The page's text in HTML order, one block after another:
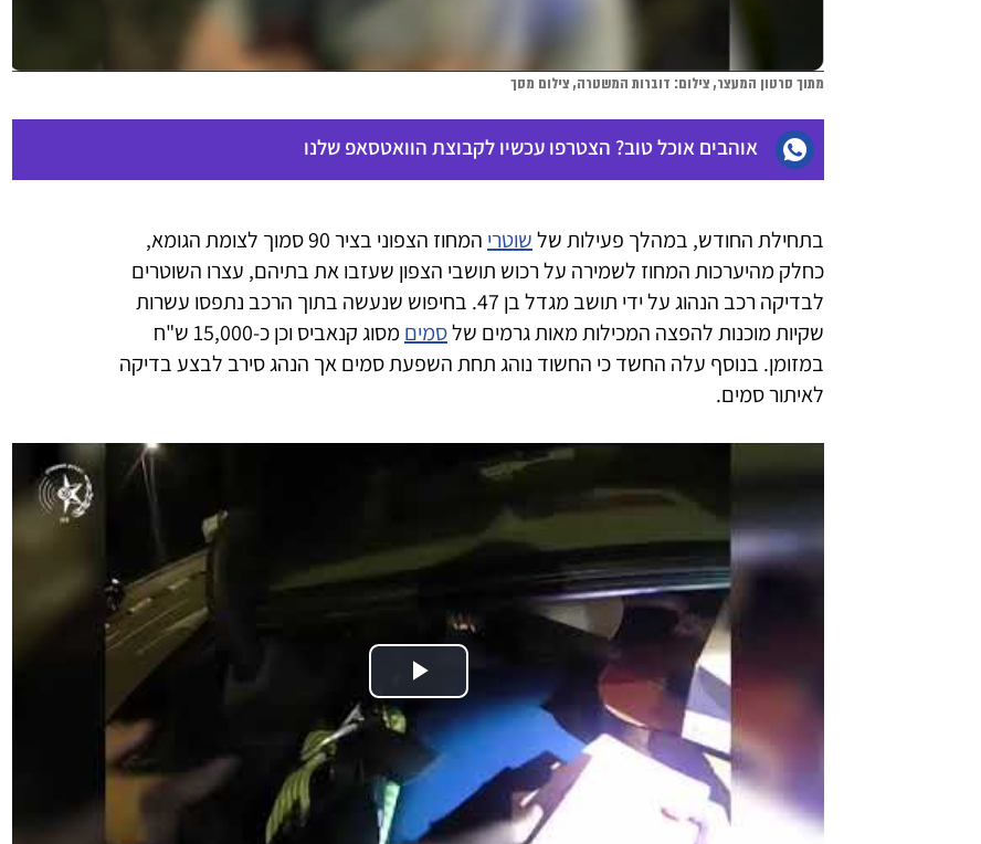
מתוך סרטון המעצר, צילום: דוברות המשטרה, צילום מסך
אוהבים אוכל טוב? הצטרפו עכשיו לקבוצת הוואטסאפ שלנו
בתחילת החודש, במהלך פעילות שלשוטרי
המחוז הצפוני בציר 90 סמוך לצומת הגומא,
כחלק מהיערכות המחוז לשמירה על רכוש תושבי הצפון שעזבו את בתיהם, עצרו השוטרים
לבדיקה רכב הנהוג על ידי תושב מגדל בן 47. בחיפוש שנעשה בתוך הרכב נתפסו עשרות
שקיות מוכנות להפצה המכילות מאות גרמים שלסמים
מסוג קנאביס וכן כ-15,000 ש"ח
במזומן. בנוסף עלה החשד כי החשוד נוהג תחת השפעת סמים אך הנהג סירב לבצע בדיקה
לאיתור סמים.
Play
Video